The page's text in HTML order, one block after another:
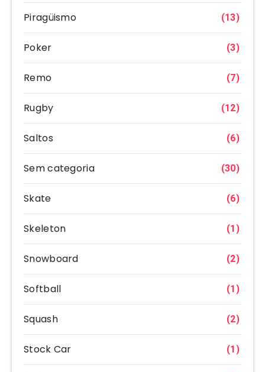
Piragüismo (13)
Poker (3)
Remo (7)
Rugby (12)
Saltos (6)
Sem categoria (30)
Skate (6)
Skeleton (1)
Snowboard (2)
Softball (1)
Squash (2)
Stock Car (1)